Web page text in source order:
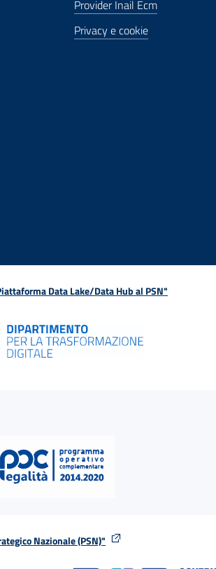
Provider Inail Ecm
Privacy e cookie
Data Lake/Data Hub al PSN"
Nazionale (PSN)"